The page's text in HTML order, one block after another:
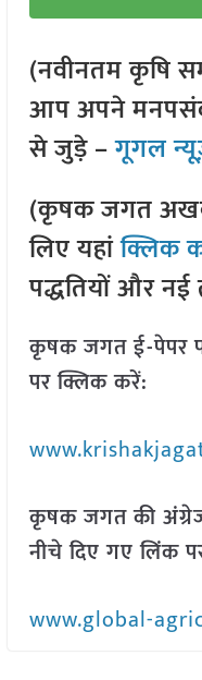
(नवीनतम कृषि
आप अपने
से जुड़े –गूगल
(कृषक जगत
लिए यहांक्लिक
पद्धतियों और
कृषक जगत ई-पेपर
पर क्लिक करें:
कृषक जगत की
नीचे दिए गए लिंक
www.global-